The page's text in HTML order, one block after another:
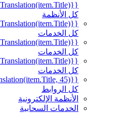
{{mmc.getCurrentTranslation(item.Title)}}
كل الأنظمة
{{mmc.getCurrentTranslation(item.Title)}}
كل الخدمات
{{mmc.getCurrentTranslation(item.Title)}}
كل الخدمات
{{mmc.getCurrentTranslation(item.Title)}}
كل الخدمات
{{mmc.getTrimmedTranslation(item.Title, 45)}}
كل الروابط
الأنظمة الإلكترونية
الخدمات السحابية